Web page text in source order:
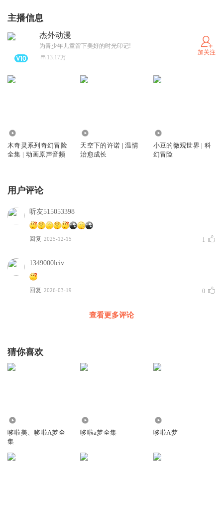
主播信息
杰外动漫
为青少年儿童留下美好的时光印记!
13.17万
加关注
木奇灵系列奇幻冒险
全集 | 动画原声音频
天空下的许诺 | 温情
治愈成长
小豆的微观世界 | 科
幻冒险
用户评论
听友515053398
回复 2025-12-15 1
1349000lciv
回复 2026-03-19 0
查看更多评论
猜你喜欢
哆啦美、哆啦A梦全
集
哆啦a梦全集 哆啦A梦